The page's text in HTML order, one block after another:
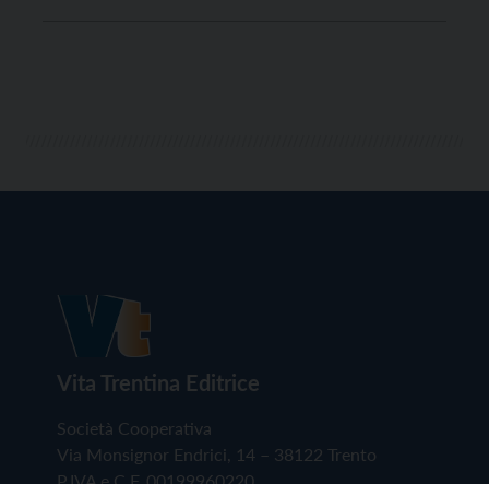
Vita Trentina Editrice
Società Cooperativa
Via Monsignor Endrici, 14 – 38122 Trento